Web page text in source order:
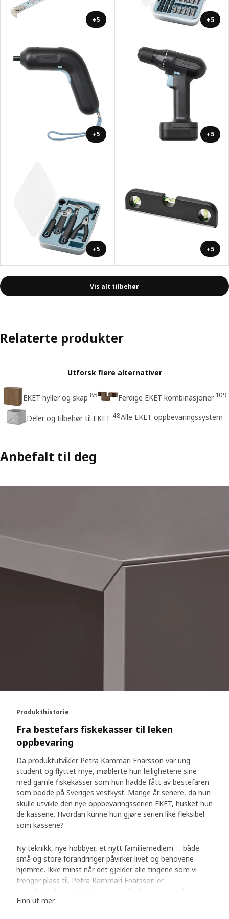
+5 +5
+5 +5
+5 +5
Vis alt tilbehør
Relaterte produkter
Utforsk flere alternativer
EKET hyller og skap 85 Ferdige EKET kombinasjoner 109
Deler og tilbehør til EKET 48Alle EKET oppbevaringssystem
Anbefalt til deg
Produkthistorie
Fra bestefars fiskekasser til leken
oppbevaring
Da produktutvikler Petra Kammari Enarsson var ung
student og flyttet mye, møblerte hun leilighetene sine
med gamle fiskekasser som hun hadde fått av bestefaren
som bodde på Sveriges vestkyst. Mange år senere, da hun
skulle utvikle den nye oppbevaringsserien EKET, husket hun
de kassene. Hvordan kunne hun gjøre serien like fleksibel
som kassene?
Ny teknikk, nye hobbyer, et nytt familiemedlem … både
små og store forandringer påvirker livet og behovene
hjemme. Ikke minst når det gjelder alle tingene som vi
trenger plass til. Petra Kammari Enarsson er
kunder for å se hvordan hverdagen ser ut og hvordan man
Finn ut mer